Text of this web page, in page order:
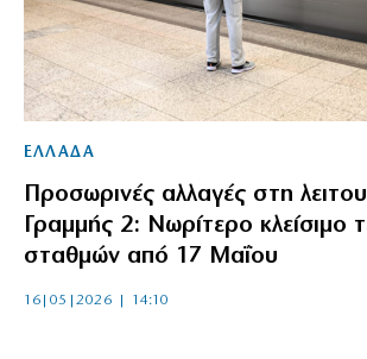
ΕΛΛΑΔΑ
Προσωρινές αλλαγές στη
Γραμμής 2: Νωρίτερο κλείσιμο
σταθμών από 17 Μαΐου
16|05|2026 | 14:10